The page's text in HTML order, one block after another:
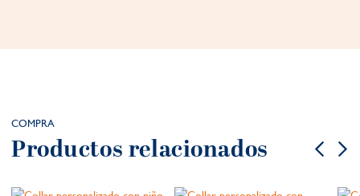
COMPRA
Productos relacionados